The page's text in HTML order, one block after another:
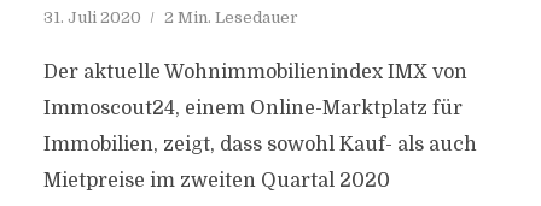
31. Juli 2020 2 Min. Lesedauer
Der aktuelle Wohnimmobilienindex IMX von
Immoscout24, einem Online-Marktplatz für
Immobilien, zeigt, dass sowohl Kauf- als auch
Mietpreise im zweiten Quartal 2020